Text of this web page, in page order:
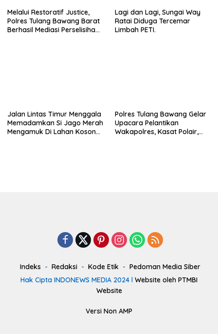
Melalui Restoratif Justice,
Polres Tulang Bawang Barat
Berhasil Mediasi Perselisihan
Lagi dan Lagi, Sungai Way
Ratai Diduga Tercemar
Limbah PETI.
Jalan Lintas Timur Menggala
Memadamkan Si Jago Merah
Mengamuk Di Lahan Kosong,
Polres Tulang Bawang Gelar
Upacara Pelantikan
Wakapolres, Kasat Polair,
Indeks Redaksi Kode Etik
Pedoman Media Siber
Hak Cipta INDONEWS MEDIA 2024 l Website oleh PTMBI
Website
Versi Non AMP